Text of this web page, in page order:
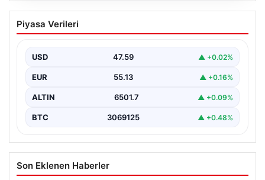
Fed faizi sabit tuttu
Piyasa Verileri
USD 47.59 ▲ +0.02%
EUR 55.13 ▲ +0.16%
ALTIN 6501.7 ▲ +0.09%
BTC 3069125 ▲ +0.48%
Son Eklenen Haberler